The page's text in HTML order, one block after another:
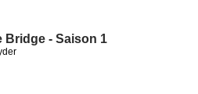
Bridge - Saison 1